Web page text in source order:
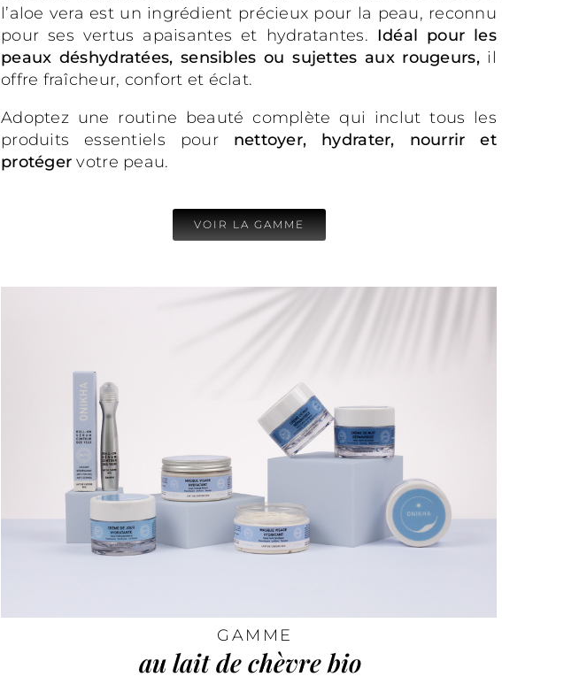
l’aloe vera est un ingrédient précieux pour la peau, reconnu
pour ses vertus apaisantes et hydratantes. Idéal pour les
peaux déshydratées, sensibles ou sujettes aux rougeurs,il
offre fraîcheur, confort et éclat.
Adoptez une routine beauté complète qui inclut tous les
produits essentiels pour nettoyer, hydrater, nourrir et
protéger votre peau.
VOIR LA GAMME
GAMME
au lait de chèvre bio